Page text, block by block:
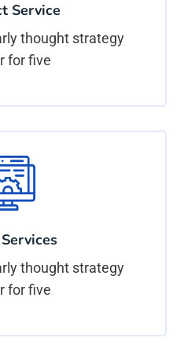
Service
thought strategy
for five
thought strategy
for five